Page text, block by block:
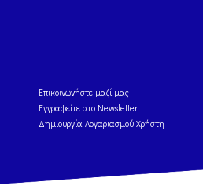
Eπικοινωνήστε μαζί μας
Εγγραφείτε στο Newsletter
Δημιουργία Λογαριασμού Χρήστη